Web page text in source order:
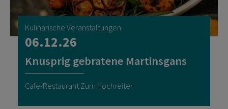
Kulinarische Veranstaltungen
06.12.26
Knusprig gebratene Martinsgans
Cafe-Restaurant Zum Hochreiter